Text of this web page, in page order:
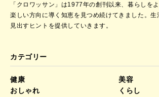
「クロワッサン」は1977年の創刊以来、暮らしを
楽しい方向に導く知恵を見つめ続けてきました。生
見出すヒントを提供していきます。
カテゴリー
健康
美容
おしゃれ
くらし